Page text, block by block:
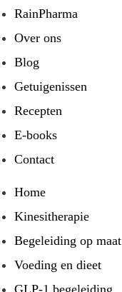
RainPharma
Over ons
Blog
Getuigenissen
Recepten
E-books
Contact
Home
Kinesitherapie
Begeleiding op maat
Voeding en dieet
GLP-1 begeleiding